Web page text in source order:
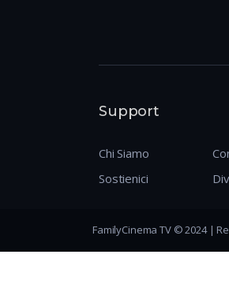
Support
Chi Siamo
Sostienici
FamilyCinema TV © 2024 |